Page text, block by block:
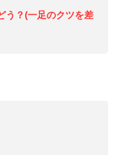
う？(一足のクツを差